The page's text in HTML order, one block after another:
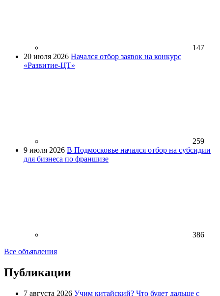
147
20 июля 2026 Начался отбор заявок на конкурс
«Развитие-ЦТ»
259
9 июля 2026 В Подмосковье начался отбор на субсидии
для бизнеса по франшизе
386
Все объявления
Публикации
7 августа 2026 Учим китайский? Что будет дальше с